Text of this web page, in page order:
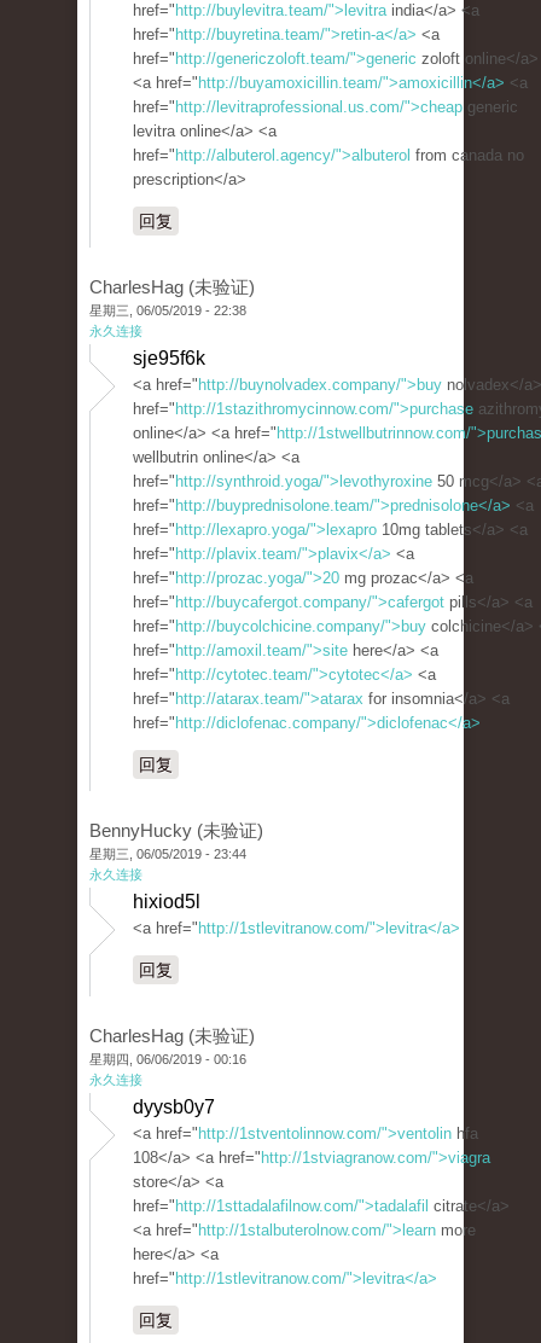
href=" http://buylevitra.team/">levitraindia</a> <a
href=" http://buyretina.team/">retin-a</a> <a
href=" http://genericzoloft.team/">generic zoloft online</a>
<a href=" http://buyamoxicillin.team/">amoxicillin</a> <a
href=" http://levitraprofessional.us.com/">cheap generic
levitra online</a> <a
href=" http://albuterol.agency/">albuterol from canada no
prescription</a>
回复
CharlesHag (未验证)
星期三, 06/05/2019 - 22:38
永久连接
sje95f6k
<a href=" http://buynolvadex.company/">buy nolvadex</
href=" http://1stazithromycinnow.com/">purchase
online</a> <a href=" http://1stwellbutrinnow.com/
wellbutrin online</a> <a
href=" http://synthroid.yoga/">levothyroxine 50 mcg</a>
href=" http://buyprednisolone.team/">prednisolone</a> <a
href=" http://lexapro.yoga/">lexapro 10mg tablets</a> <a
href=" http://plavix.team/">plavix</a> <a
href=" http://prozac.yoga/">20 mg prozac</a> <a
href=" http://buycafergot.company/">cafergot pills</a> <a
href=" http://buycolchicine.company/">buy colchicine</a>
href=" http://amoxil.team/">site here</a> <a
href=" http://cytotec.team/">cytotec</a> <a
href=" http://atarax.team/">atarax for insomnia</a> <a
href=" http://diclofenac.company/">diclofenac</a>
回复
BennyHucky (未验证)
星期三, 06/05/2019 - 23:44
永久连接
hixiod5l
<a href=" http://1stlevitranow.com/">levitra</a>
回复
CharlesHag (未验证)
星期四, 06/06/2019 - 00:16
永久连接
dyysb0y7
<a href=" http://1stventolinnow.com/">ventolin hfa
108</a> <a href=" http://1stviagranow.com/">viagra
store</a> <a
href=" http://1sttadalafilnow.com/">tadalafil citrate</a>
<a href=" http://1stalbuterolnow.com/">learn more
here</a> <a
href=" http://1stlevitranow.com/">levitra</a>
回复